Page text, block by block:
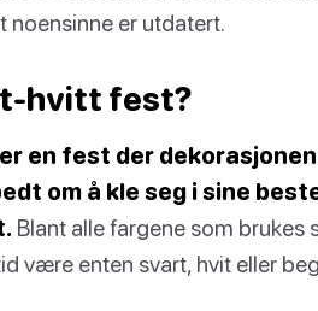
noensinne er utdatert.
hvitt fest?
en fest der
om å kle seg i sine
Blant alle fargene som
være enten svart, hvit eller